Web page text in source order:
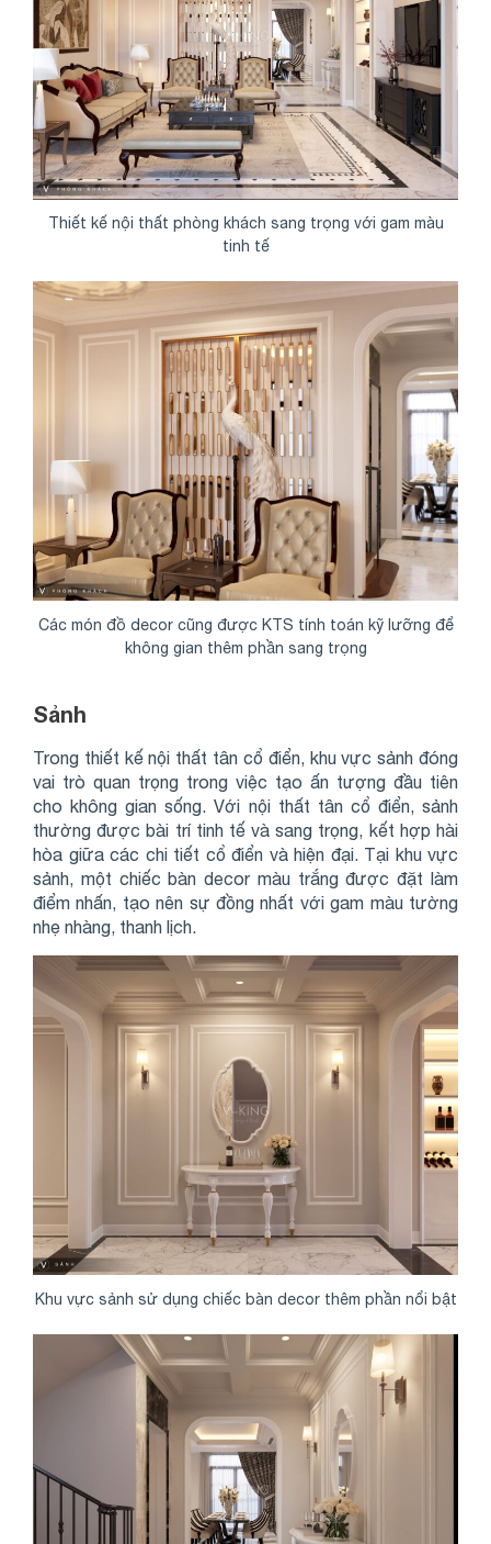
Thiết kế nội thất phòng khách sang trọng với gam màu
tinh tế
Các món đồ decor cũng được KTS tính toán kỹ lưỡng để
không gian thêm phần sang trọng
Sảnh
Trong thiết kế nội thất tân cổ điển, khu vực sảnh đóng
vai trò quan trọng trong việc tạo ấn tượng đầu tiên
cho không gian sống. Với nội thất tân cổ điển, sảnh
thường được bài trí tinh tế và sang trọng, kết hợp hài
hòa giữa các chi tiết cổ điển và hiện đại. Tại khu vực
sảnh, một chiếc bàn decor màu trắng được đặt làm
điểm nhấn, tạo nên sự đồng nhất với gam màu tường
nhẹ nhàng, thanh lịch.
Khu vực sảnh sử dụng chiếc bàn decor thêm phần nổi bật